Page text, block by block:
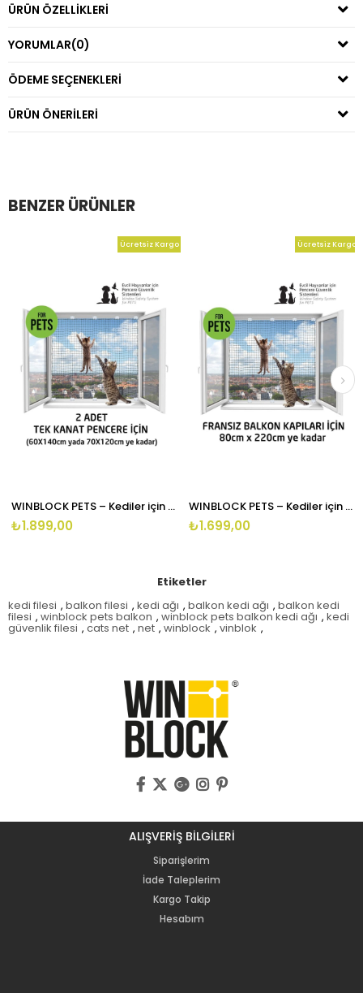
ÜRÜN ÖZELLIKLERI
YORUMLAR(0)
ÖDEME SEÇENEKLERI
ÜRÜN ÖNERILERI
BENZER ÜRÜNLER
WINBLOCK PETS – Kediler için Çelik Telli Pencere ve Balkon Kedi Filesi – 2 Lİ EKONOMİK KUTU
₺1.899,00
Ücretsiz Kargo
WINBLOCK PETS – Kediler için Çelik Telli Pencere ve Balkon Kedi Filesi – 80X220CM
₺1.699,00
Ücretsiz Kargo
Etiketler
kedi filesi , balkon filesi , kedi ağı , balkon kedi ağı , balkon kedi
filesi , winblock pets balkon , winblock pets balkon kedi ağı , kedi
güvenlik filesi , cats net , net , winblock , vinblok ,
ALIŞVERİŞ BİLGİLERİ
Siparişlerim
İade Taleplerim
Kargo Takip
Hesabım